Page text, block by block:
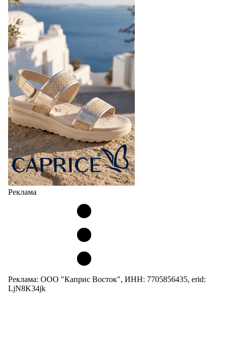
Реклама
Реклама: ООО "Каприс Восток", ИНН: 7705856435, erid:
LjN8K34jk